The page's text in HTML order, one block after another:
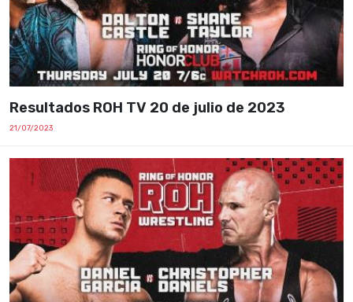
Resultados ROH TV 20 de julio de 2023
21/07/2023